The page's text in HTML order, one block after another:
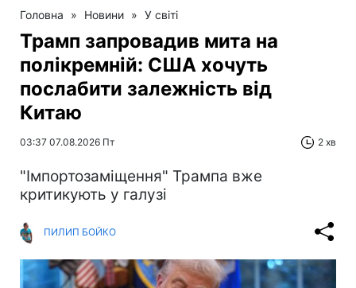
Головна » Новини » У світі
Трамп запровадив мита на
полікремній: США хочуть
послабити залежність від
Китаю
03:37 07.08.2026 Пт 2 хв
"Імпортозаміщення" Трампа вже
критикують у галузі
ПИЛИП БОЙКО